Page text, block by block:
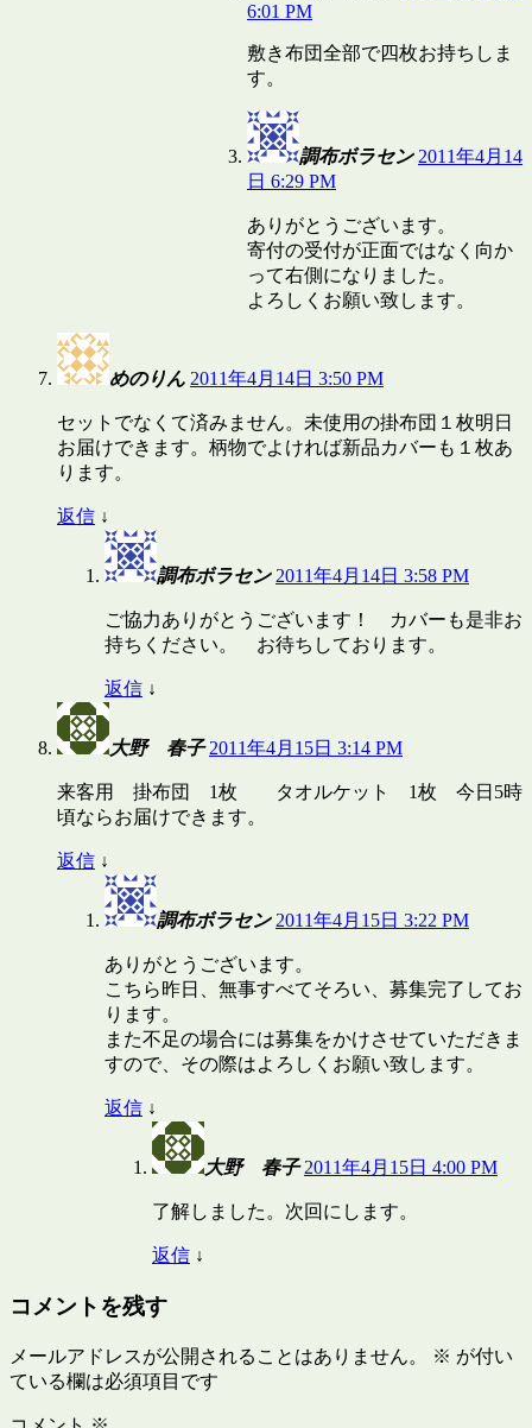
6:01 PM
敷き布団全部で四枚お持ちしま
す。
調布ボラセン 2011年4月14
日 6:29 PM
ありがとうございます。
寄付の受付が正面ではなく向か
って右側になりました。
よろしくお願い致します。
めのりん 2011年4月14日 3:50 PM
セットでなくて済みません。未使用の掛布団１枚明日
お届けできます。柄物でよければ新品カバーも１枚あ
ります。
返信 ↓
調布ボラセン 2011年4月14日 3:58 PM
ご協力ありがとうございます！ カバーも是非お
持ちください。 お待ちしております。
返信 ↓
大野 春子 2011年4月15日 3:14 PM
来客用 掛布団 1枚 タオルケット 1枚 今日5時
頃ならお届けできます。
返信 ↓
調布ボラセン 2011年4月15日 3:22 PM
ありがとうございます。
こちら昨日、無事すべてそろい、募集完了してお
ります。
また不足の場合には募集をかけさせていただきま
すので、その際はよろしくお願い致します。
返信 ↓
大野 春子 2011年4月15日 4:00 PM
了解しました。次回にします。
返信 ↓
コメントを残す
メールアドレスが公開されることはありません。 ※ が付い
ている欄は必須項目です